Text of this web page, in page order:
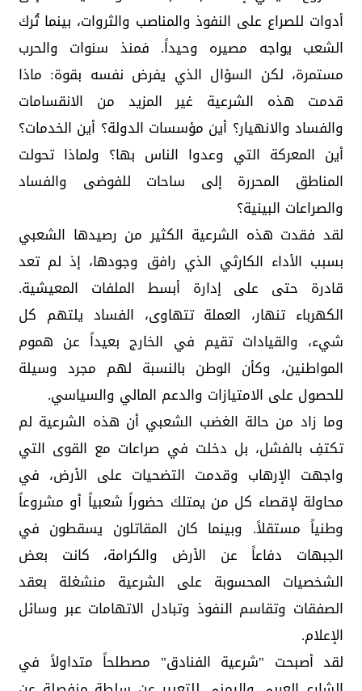
أدوات للصراع على النفوذ والمناصب والثروات، بينما تُرك
الشعب يواجه مصيره وحيداً. فمنذ سنوات والحرب
مستمرة، لكن السؤال الذي يفرض نفسه بقوة: ماذا
قدمت هذه الشرعية غير المزيد من الانقسامات
والفساد والانهيار؟ أين مؤسسات الدولة؟ أين الخدمات؟
أين المعركة التي وعدوا الناس بها؟ ولماذا تحولت
المناطق المحررة إلى ساحات للفوضى والفساد
والصراعات البينية؟
لقد فقدت هذه الشرعية الكثير من رصيدها الشعبي
بسبب الأداء الكارثي الذي رافق وجودها، إذ لم تعد
قادرة حتى على إدارة أبسط الملفات المعيشية.
الكهرباء تنهار، العملة تتهاوى، الفساد يلتهم كل
شيء، والقيادات تقيم في الخارج بعيداً عن هموم
المواطنين، وكأن الوطن بالنسبة لهم مجرد وسيلة
للحصول على الامتيازات والدعم المالي والسياسي.
وما زاد من حالة الغضب الشعبي أن هذه الشرعية لم
تكتفِ بالفشل، بل دخلت في صراعات مع القوى التي
واجهت الإرهاب وقدمت التضحيات على الأرض، في
محاولة لإقصاء كل من يمتلك حضوراً شعبياً أو مشروعاً
وطنياً مستقلاً. وبينما كان المقاتلون يسقطون في
الجبهات دفاعاً عن الأرض والكرامة، كانت بعض
الشخصيات المحسوبة على الشرعية منشغلة بعقد
الصفقات وتقاسم النفوذ وتبادل الاتهامات عبر وسائل
الإعلام.
لقد أصبحت "شرعية الفنادق" مصطلحاً متداولاً في